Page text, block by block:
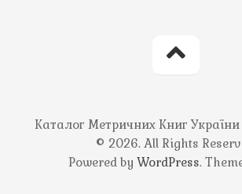
Каталог Метричних Книг України
© 2026. All Rights
Powered by WordPress.